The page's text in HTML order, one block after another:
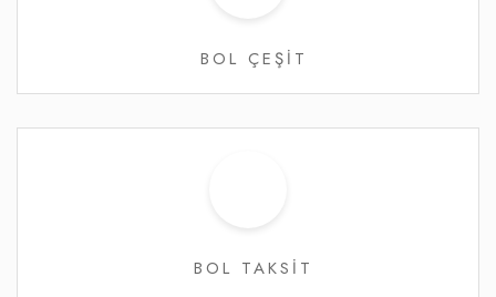
BOL ÇEŞİT
BOL TAKSİT